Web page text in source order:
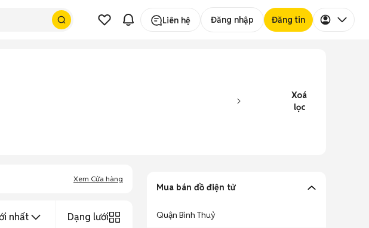
Liên hệ Đăng nhập Đăng tin
Xoá
lọc
Xem Cửa hàng
nhất Dạng lưới
Mua bán đồ điện tử
Quận Bình Thuỷ